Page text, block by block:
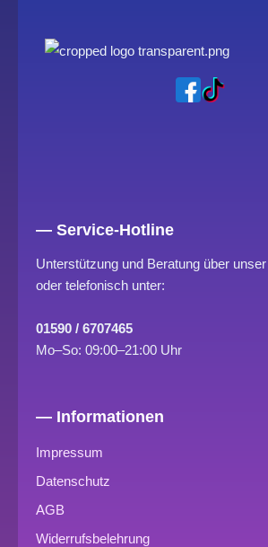
— Service-Hotline
Unterstützung und Beratung über unser
oder telefonisch unter:
01590 / 6707465
Mo–So: 09:00–21:00 Uhr
— Informationen
Impressum
Datenschutz
AGB
Widerrufsbelehrung